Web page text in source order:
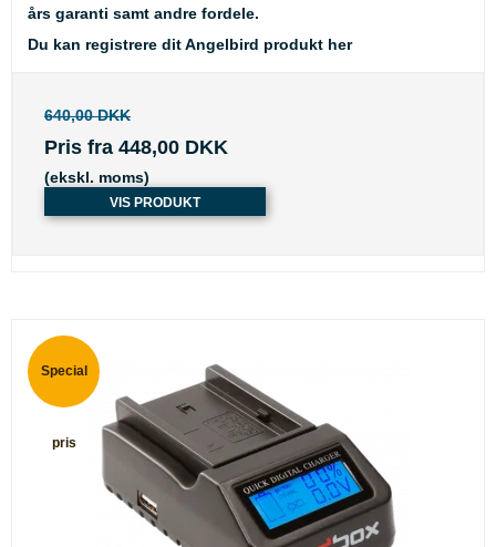
års garanti samt andre fordele.
Du kan registrere dit Angelbird produkt her
640,00 DKK
Pris fra 448,00 DKK
(ekskl. moms)
VIS PRODUKT
Special
pris